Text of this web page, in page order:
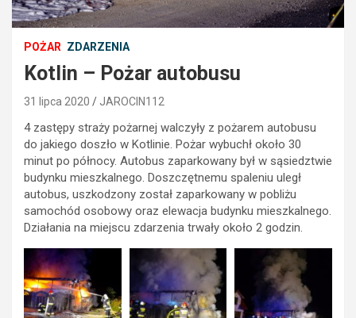
POŻAR ZDARZENIA
Kotlin – Pożar autobusu
31 lipca 2020 JAROCIN112
4 zastępy straży pożarnej walczyły z pożarem autobusu
do jakiego doszło w Kotlinie. Pożar wybuchł około 30
minut po północy. Autobus zaparkowany był w sąsiedztwie
budynku mieszkalnego. Doszczętnemu spaleniu uległ
autobus, uszkodzony został zaparkowany w pobliżu
samochód osobowy oraz elewacja budynku mieszkalnego.
Działania na miejscu zdarzenia trwały około 2 godzin.